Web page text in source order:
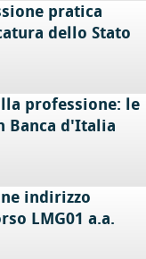
pratica
dello Stato
professione: le
Banca d'Italia
indirizzo
LMG01 a.a.